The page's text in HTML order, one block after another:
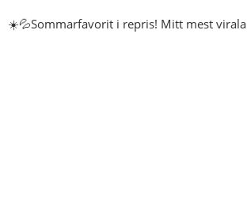
☀️💦Sommarfavorit i repris! Mitt mest virala